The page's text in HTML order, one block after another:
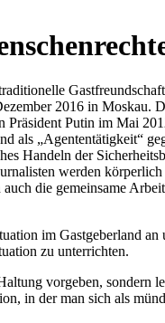
2016 in
Präsident Putin im Mai
als „Agententätigkeit“
Handeln der
werden
die gemeinsame
im Gastgeberland
zu unterrichten.
vorgeben,
in der man sich als